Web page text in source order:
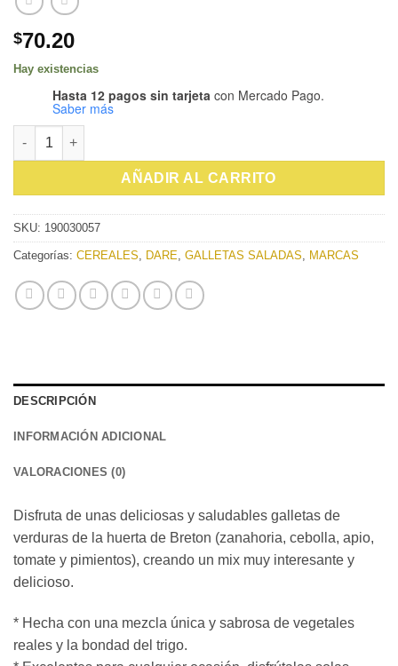
$70.20
Hay existencias
Hasta 12 pagos sin tarjeta con Mercado Pago.
Saber más
GALLETA DARE BRETON VIVANT GARDEN 200g cantidad
AÑADIR AL CARRITO
SKU: 190030057
Categorías: CEREALES DARE GALLETAS SALADAS MARCAS
DESCRIPCIÓN
INFORMACIÓN ADICIONAL
VALORACIONES (0)
Disfruta de unas deliciosas y saludables galletas de
verduras de la huerta de Breton (zanahoria, cebolla, apio,
tomate y pimientos), creando un mix muy interesante y
delicioso.
* Hecha con una mezcla única y sabrosa de vegetales
reales y la bondad del trigo.